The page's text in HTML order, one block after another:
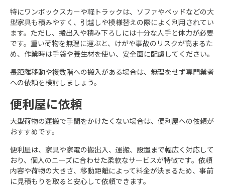
特にワンボックスカーや軽トラックは、ソファやベッドなどの大
型家具も積みやすく、引越しや模様替えの際によく利用されてい
ます。ただし、搬出入や積み下ろしには十分な人手と体力が必要
です。重い荷物を無理に運ぶと、けがや事故のリスクが高まるた
め、作業時は手袋や養生材を使い、安全面に配慮してください。
長距離移動や複数階への搬入がある場合は、無理をせず専門業者
への依頼を検討しましょう。
便利屋に依頼
大型荷物の運搬で手間をかけたくない場合は、便利屋への依頼が
おすすめです。
便利屋は、家具や家電の搬出入、運搬、設置まで幅広く対応して
おり、個人のニーズに合わせた柔軟なサービスが特徴です。依頼
内容や荷物の大きさ、移動距離によって料金が決まるため、事前
に見積もりを取ると安心して依頼できます。